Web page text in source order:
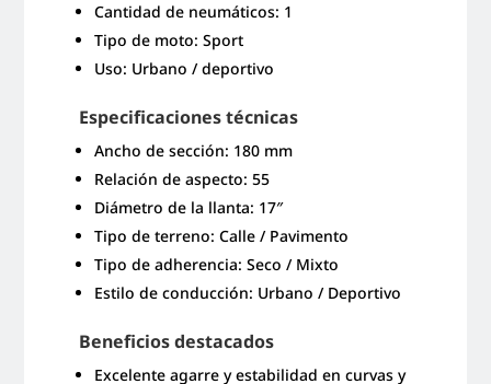
Cantidad de neumáticos: 1
Tipo de moto: Sport
Uso: Urbano / deportivo
Especificaciones técnicas
Ancho de sección: 180 mm
Relación de aspecto: 55
Diámetro de la llanta: 17″
Tipo de terreno: Calle / Pavimento
Tipo de adherencia: Seco / Mixto
Estilo de conducción: Urbano / Deportivo
Beneficios destacados
Excelente agarre y estabilidad en curvas y